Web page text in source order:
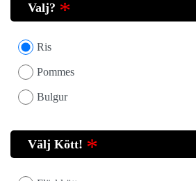
Valj?
Ris
Pommes
Bulgur
Välj Kött!